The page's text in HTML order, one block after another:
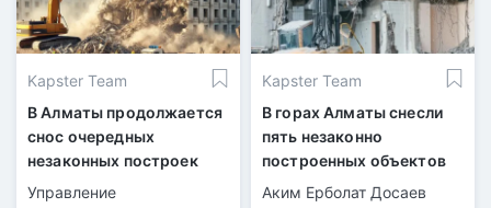
городе насчитывается 17
строительных объектов,
«замороженных» в
разные периоды с 1988
года.
Kapster Team
В Алматы продолжается
снос очередных
незаконных построек
Управление
Kapster Team
В горах Алматы снесли
пять незаконно
построенных объектов
Аким Ерболат Досаев